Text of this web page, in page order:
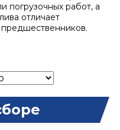
погрузочных работ, а
отличает